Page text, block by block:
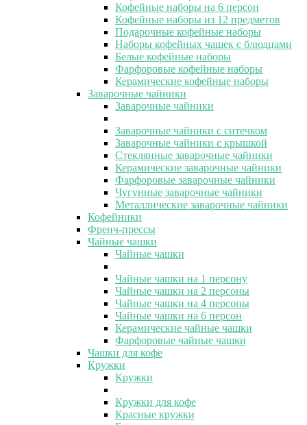
Кофейные наборы на 6 персон
Кофейные наборы из 12 предметов
Подарочные кофейные наборы
Наборы кофейных чашек с блюдцами
Белые кофейные наборы
Фарфоровые кофейные наборы
Керамические кофейные наборы
Заварочные чайники
Заварочные чайники
Заварочные чайники с ситечком
Заварочные чайники с крышкой
Стеклянные заварочные чайники
Керамические заварочные чайники
Фарфоровые заварочные чайники
Чугунные заварочные чайники
Металлические заварочные чайники
Кофейники
Френч-прессы
Чайные чашки
Чайные чашки
Чайные чашки на 1 персону
Чайные чашки на 2 персоны
Чайные чашки на 4 персоны
Чайные чашки на 6 персон
Керамические чайные чашки
Фарфоровые чайные чашки
Чашки для кофе
Кружки
Кружки
Кружки для кофе
Красные кружки